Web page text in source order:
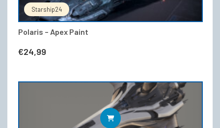
Starship24
Polaris – Apex Paint
€24,99
WEITERLESEN